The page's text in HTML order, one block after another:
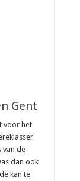
Gent
voor het
van de
dan ook
kan te